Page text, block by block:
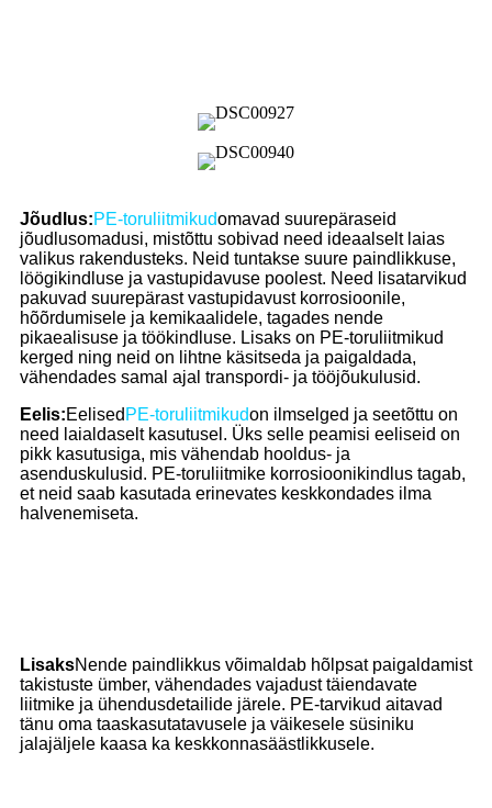
Jõudlus:PE-toruliitmikudomavad suurepäraseid
jõudlusomadusi, mistõttu sobivad need ideaalselt laias
valikus rakendusteks. Neid tuntakse suure paindlikkuse,
löögikindluse ja vastupidavuse poolest. Need lisatarvikud
pakuvad suurepärast vastupidavust korrosioonile,
hõõrdumisele ja kemikaalidele, tagades nende
pikaealisuse ja töökindluse. Lisaks on PE-toruliitmikud
kerged ning neid on lihtne käsitseda ja paigaldada,
vähendades samal ajal transpordi- ja tööjõukulusid.
Eelis:Eelised PE-toruliitmikudon ilmselged ja seetõttu on
need laialdaselt kasutusel. Üks selle peamisi eeliseid on
pikk kasutusiga, mis vähendab hooldus- ja
asenduskulusid. PE-toruliitmike korrosioonikindlus tagab,
et neid saab kasutada erinevates keskkondades ilma
halvenemiseta.
LisaksNende paindlikkus võimaldab hõlpsat paigaldamist
takistuste ümber, vähendades vajadust täiendavate
liitmike ja ühendusdetailide järele. PE-tarvikud aitavad
tänu oma taaskasutatavusele ja väikesele süsiniku
jalajäljele kaasa ka keskkonnasäästlikkusele.